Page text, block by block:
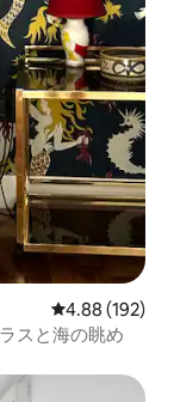
レビュー192
4.88 (192)
スと海の眺め